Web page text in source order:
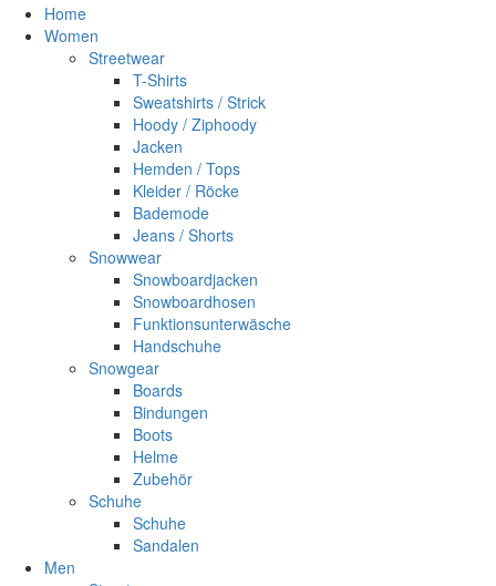
Home
Women
Streetwear
T-Shirts
Sweatshirts / Strick
Hoody / Ziphoody
Jacken
Hemden / Tops
Kleider / Röcke
Bademode
Jeans / Shorts
Snowwear
Snowboardjacken
Snowboardhosen
Funktionsunterwäsche
Handschuhe
Snowgear
Boards
Bindungen
Boots
Helme
Zubehör
Schuhe
Schuhe
Sandalen
Men